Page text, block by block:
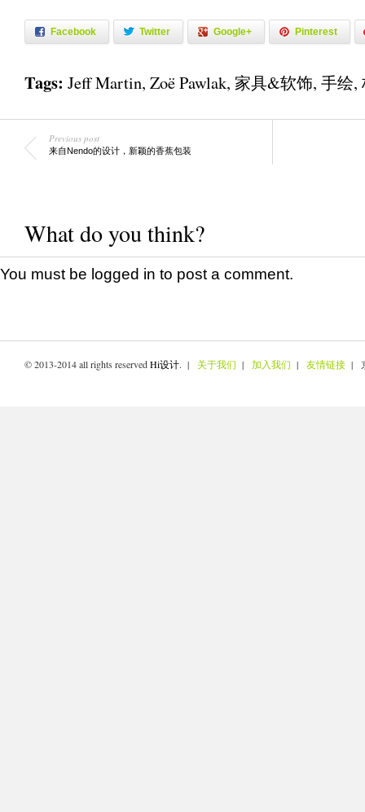
Facebook Twitter Google+ Pinterest
Tags: Jeff Martin, Zoë Pawlak, 家具&软饰, 手绘,
Previous post
来自Nendo的设计，新颖的香蕉包装
What do you think?
You must be logged in to post a comment.
© 2013-2014 all rights reservedHi设计. | 关于我们 | 加入我们 | 友情链接 |